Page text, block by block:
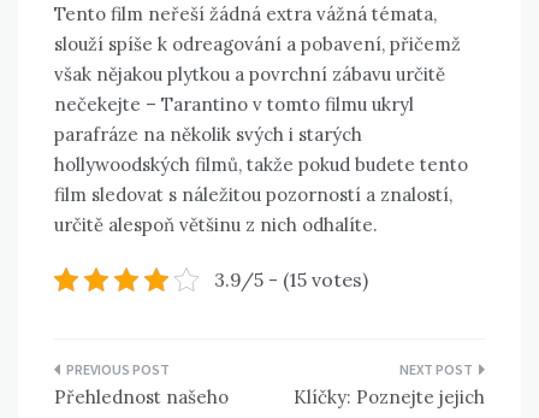
Tento film neřeší žádná extra vážná témata,
slouží spíše k odreagování a pobavení, přičemž
však nějakou plytkou a povrchní zábavu určitě
nečekejte – Tarantino v tomto filmu ukryl
parafráze na několik svých i starých
hollywoodských filmů, takže pokud budete tento
film sledovat s náležitou pozorností a znalostí,
určitě alespoň většinu z nich odhalíte.
3.9/5 - (15 votes)
Navigace
Přehlednost našeho
Klíčky: Poznejte jejich